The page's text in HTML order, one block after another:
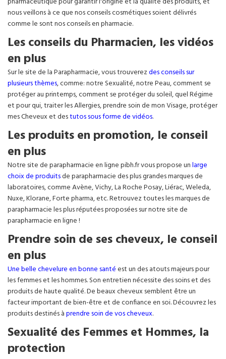
nous veillons à ce que nos conseils cosmétiques soient délivrés
comme le sont nos conseils en pharmacie.
Les conseils du Pharmacien, les vidéos
en plus
Sur le site de la Parapharmacie, vous trouverezdes conseils sur
plusieurs thèmes, comme: notre Sexualité, notre Peau, comment se
protéger au printemps, comment se protéger du soleil, quel Régime
et pour qui, traiter les Allergies, prendre soin de mon Visage, protéger
mes Cheveux et destutos sous forme de vidéos.
Les produits en promotion, le conseil
en plus
Notre site de parapharmacie en ligne pibh.fr vous propose unlarge
choix de produitsde parapharmacie des plus grandes marques de
laboratoires, comme Avène, Vichy, La Roche Posay, Liérac, Weleda,
Nuxe, Klorane, Forte pharma, etc. Retrouvez toutes les marques de
parapharmacie les plus réputées proposées sur notre site de
parapharmacie en ligne !
Prendre soin de ses cheveux, le conseil
en plus
Une belle chevelure en bonne santéest un des atouts majeurs pour
les femmes et les hommes. Son entretien nécessite des soins et des
produits de haute qualité. De beaux cheveux semblent être un
facteur important de bien-être et de confiance en soi. Découvrez les
produits destinés àprendre soin de vos cheveux.
Sexualité des Femmes et Hommes, la
protection